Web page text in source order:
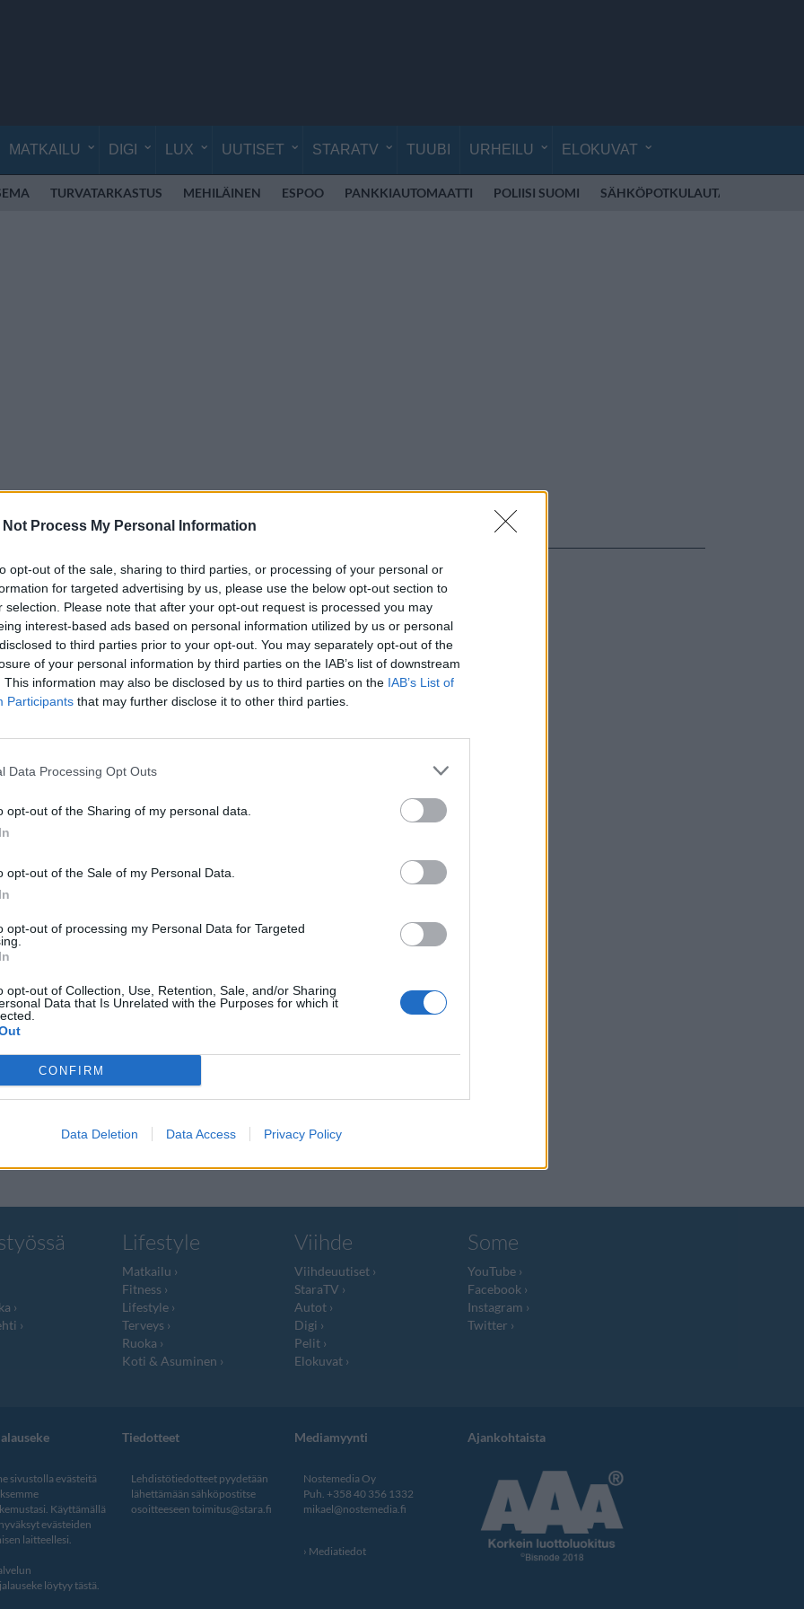
Not Process My Personal Information
opt-out of the sale, sharing to third parties, or processing of your personal or
for targeted advertising by us, please use the below opt-out section to
selection. Please note that after your opt-out request is processed you may
interest-based ads based on personal information utilized by us or personal
to third parties prior to your opt-out. You may separately opt-out of the
of your personal information by third parties on the IAB’s list of downstream
This information may also be disclosed by us to third parties on the IAB’s List of
Participants that may further disclose it to other third parties.
Data Processing Opt Outs
opt-out of the Sharing of my personal data.
opt-out of the Sale of my Personal Data.
opt-out of processing my Personal Data for Targeted
opt-out of Collection, Use, Retention, Sale, and/or Sharing
Data that Is Unrelated with the Purposes for which it
CONFIRM
Data Deletion Data Access Privacy Policy
MATKAILU DIGI LUX UUTISET STARATV TUUBI URHEILU ELOKUVAT
TURVATARKASTUS MEHILÄINEN ESPOO PANKKIAUTOMAATTI POLIISI SUOMI SÄHKÖPOTKULAUTA
ja
Lifestyle
19.9.2024, 20:00
TikTok-tähden
jymypaljastus – huhut
aviomiehen Tinder-
seikkailuista olivat totta
Hulu-kanavalla on alkanut uusi mielenkiintoinen
ja viihdyttävä The Secret Lives
Lifestyle
Matkailu
Fitness
Lifestyle
Terveys
Ruoka
Koti & Asuminen
Viihde
Viihdeuutiset
StaraTV
Autot
Digi
Pelit
Elokuvat
Some
YouTube
Facebook
Instagram
Twitter
sivustolla evästeitä
Käyttämällä
evästeiden
laitteellesi.
löytyy tästä.
Tiedotteet
Lehdistötiedotteet pyydetään
lähettämään sähköpostitse
osoitteeseen toimitus@stara.fi
Mediamyynti
Nostemedia Oy
Puh. +358 40 356 1332
mikael@nostemedia.fi
Mediatiedot
Ajankohtaista